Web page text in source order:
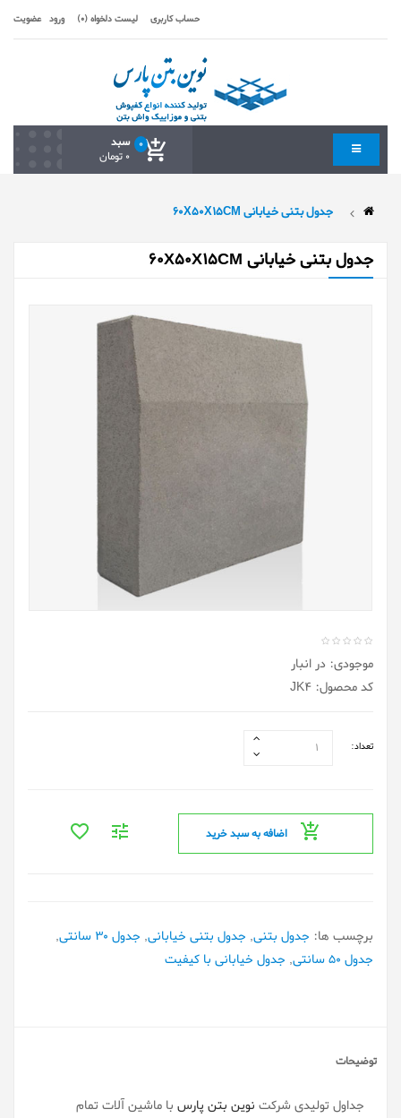
حساب کاربری لیست دلخواه (0) ورود عضویت
سبد 0
0 تومان
جدول بتنی خیابانی 60X50X15CM
جدول بتنی خیابانی 60X50X15CM
موجودی: در انبار
کد محصول: JK4
تعداد:
اضافه به سبد خرید
برچسب ها: جدول بتنی, جدول بتنی خیابانی, جدول 30 سانتی
,
جدول 50 سانتی
, جدول خیابانی با کیفیت
توضیحات
جداول تولیدی شرکت نوین بتن پارس با ماشین آلات تمام